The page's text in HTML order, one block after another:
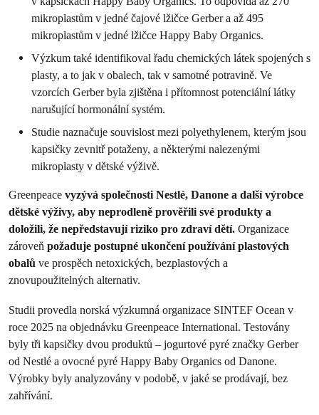
mikroplastům v jedné čajové lžičce Gerber a až 495
mikroplastům v jedné lžičce Happy Baby Organics.
Výzkum také identifikoval řadu chemických látek spojených s
plasty, a to jak v obalech, tak v samotné potravině. Ve
vzorcích Gerber byla zjištěna i přítomnost potenciální látky
narušující hormonální systém.
Studie naznačuje souvislost mezi polyethylenem, kterým jsou
kapsičky zevnitř potaženy, a některými nalezenými
mikroplasty v dětské výživě.
Greenpeace vyzývá společnosti Nestlé, Danone a další výrobce
dětské výživy, aby neprodleně prověřili své produkty a
doložili, že nepředstavují riziko pro zdraví dětí. Organizace
zároveň požaduje postupné ukončení používání plastových
obalů ve prospěch netoxických, bezplastových a
znovupoužitelných alternativ.
Studii provedla norská výzkumná organizace SINTEF Ocean v
roce 2025 na objednávku Greenpeace International. Testovány
byly tři kapsičky dvou produktů – jogurtové pyré značky Gerber
od Nestlé a ovocné pyré Happy Baby Organics od Danone.
Výrobky byly analyzovány v podobě, v jaké se prodávají, bez
zahřívání.